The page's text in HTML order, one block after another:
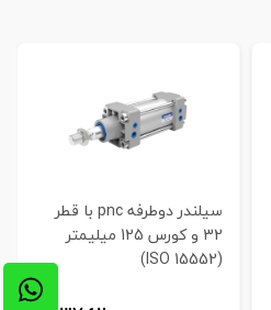
سیلندر دوطرفه pnc با قطر
32 و کورس 125 میلیمتر
(ISO 15552)